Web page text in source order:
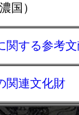
国）
関する参考
関連文化財